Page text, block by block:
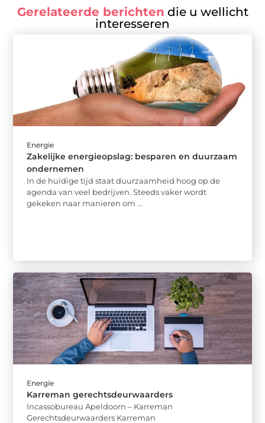
Gerelateerde berichten die u wellicht
interesseren
Energie
Zakelijke energieopslag: besparen en duurzaam
ondernemen
In de huidige tijd staat duurzaamheid hoog op de
agenda van veel bedrijven. Steeds vaker wordt
gekeken naar manieren om ...
Energie
Karreman gerechtsdeurwaarders
Incassobureau Apeldoorn – Karreman
Gerechtsdeurwaarders Karreman